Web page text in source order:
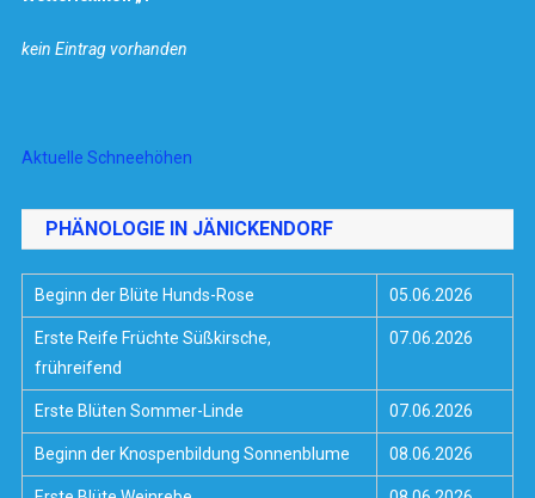
kein Eintrag vorhanden
Aktuelle Schneehöhen
PHÄNOLOGIE IN JÄNICKENDORF
Beginn der Blüte Hunds-Rose 05.06.2026
Erste Reife Früchte Süßkirsche,
frühreifend
07.06.2026
Erste Blüten Sommer-Linde 07.06.2026
Beginn der Knospenbildung Sonnenblume 08.06.2026